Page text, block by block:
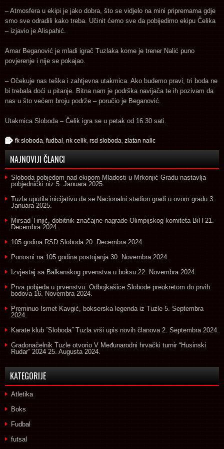
– Atmosfera u ekipi je jako dobra, što se vidjelo na mini pripremama gdje
smo sve odradili kako treba. Učinit ćemo sve da pobijedimo ekipu Čelika
– izjavio je Alispahić.
Amar Beganović je mladi igrač Tuzlaka kome je trener Nalić puno
povjerenje i nije se pokajao.
– Očekuje nas teška i zahtjevna utakmica. Ako budemo pravi, tri boda ne
bi trebala doći u pitanje. Bitna nam je podrška navijača te ih pozivam da
nas u što većem broju podrže – poručio je Beganović.
Utakmica Sloboda – Čelik igra se u petak od 16.30 sati.
fk sloboda fudbal nk celik rsd sloboda zlatan nalic
NAJNOVIJI ČLANCI
Sloboda pobjedom nad ekipom Mladosti u Mrkonjić Gradu nastavlja
pobjednički niz 5. Januara 2025.
Tuzla uputila inicijativu da se Nacionalni stadion gradi u ovom gradu 3.
Januara 2025.
Mirsad Tinjić, dobitnik značajne nagrade Olimpijskog komiteta BiH 21.
Decembra 2024.
105 godina RSD Sloboda 20. Decembra 2024.
Ponosni na 105 godina postojanja 30. Novembra 2024.
Izvjestaj sa Balkanskog prvenstva u boksu 22. Novembra 2024.
Prva pobjeda u prvenstvu: Odbojkašice Slobode preokretom do prvih
bodova 16. Novembra 2024.
Preminuo Ismet Kavgić, bokserska legenda iz Tuzle 5. Septembra
2024.
Karate klub ˝Sloboda˝ Tuzla vrši upis novih članova 2. Septembra 2024.
Gradonačelnik Tuzle otvorio V Međunarodni hrvački turnir “Husinski
Rudar” 2024 25. Augusta 2024.
KATEGORIJE
Atletika
Boks
Fudbal
futsal